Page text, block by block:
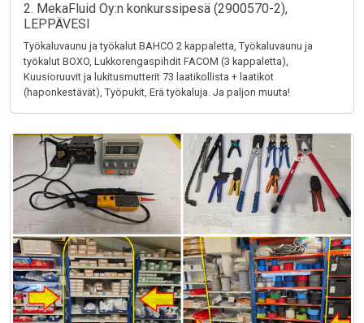
2. MekaFluid Oy:n konkurssipesä (2900570-2),
LEPPÄVESI
Työkaluvaunu ja työkalut BAHCO 2 kappaletta, Työkaluvaunu ja
työkalut BOXO, Lukkorengaspihdit FACOM (3 kappaletta),
Kuusioruuvit ja lukitusmutterit 73 laatikollista + laatikot
(haponkestävät), Työpukit, Erä työkaluja. Ja paljon muuta!